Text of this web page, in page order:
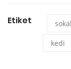
Etiket
kedi